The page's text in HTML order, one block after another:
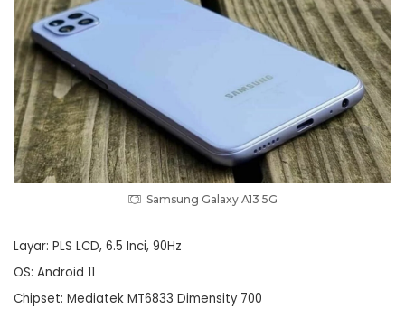
Samsung Galaxy A13 5G
Layar: PLS LCD, 6.5 Inci, 90Hz
OS: Android 11
Chipset: Mediatek MT6833 Dimensity 700